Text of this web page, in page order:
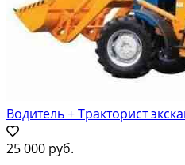
Водитель + Тракторист
25 000 руб.